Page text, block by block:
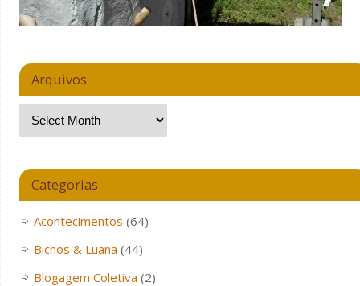
Arquivos
Categorias
Acontecimentos (64)
Bichos & Luana (44)
Blogagem Coletiva (2)